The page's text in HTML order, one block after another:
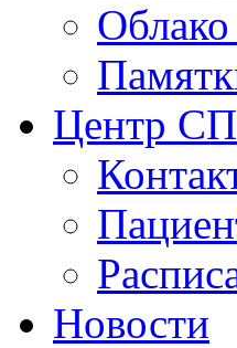
Облако
Центр
Новости